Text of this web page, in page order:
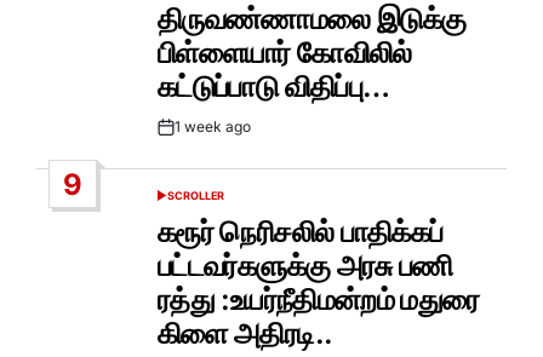
திருவண்ணாமலை இடுக்கு
பிள்ளையார் கோவிலில்
கட்டுப்பாடு விதிப்பு…
Post1 week ago
9
POSTED
SCROLLER
கரூர் நெரிசலில் பாதிக்கப்
பட்டவர்களுக்கு அரசு பணி
ரத்து :உயர்நீதிமன்றம் மதுரை
கிளை அதிரடி..